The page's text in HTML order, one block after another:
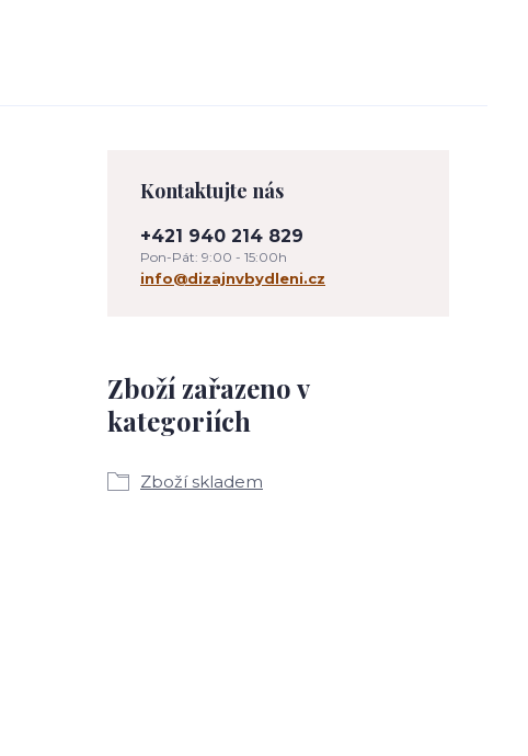
Zboží zařazeno v
kategoriích
Zboží skladem
Kontaktujte nás
+421 940 214 829
Pon-Pát: 9:00 - 15:00h
info@dizajnvbydleni.cz